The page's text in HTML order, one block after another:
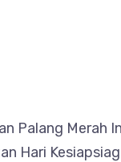
Palang
Hari